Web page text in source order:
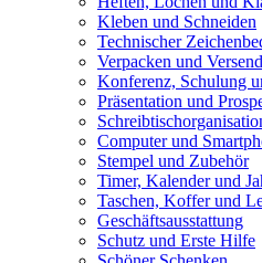
Kleben und Schneiden
Technischer
Verpacken und
Konferenz, Schulung
Präsentation und
Computer und
Stempel und Zubehör
Timer, Kalender und
Taschen, Koffer und
Geschäftsausstattung
Schutz und Erste Hilfe